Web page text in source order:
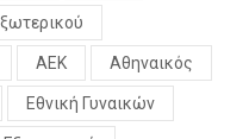
ΑΕΚ Αθηναικός
Εθνική Γυναικών